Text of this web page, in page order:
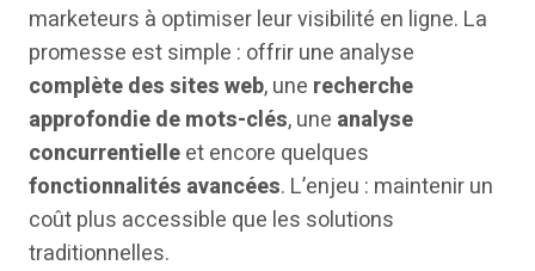
marketeurs à optimiser leur visibilité en ligne. La
promesse est simple : offrir une analyse
complète des sites web, une recherche
approfondie de mots-clés, une analyse
concurrentielleet encore quelques
fonctionnalités avancées. L’enjeu : maintenir un
coût plus accessible que les solutions
traditionnelles.